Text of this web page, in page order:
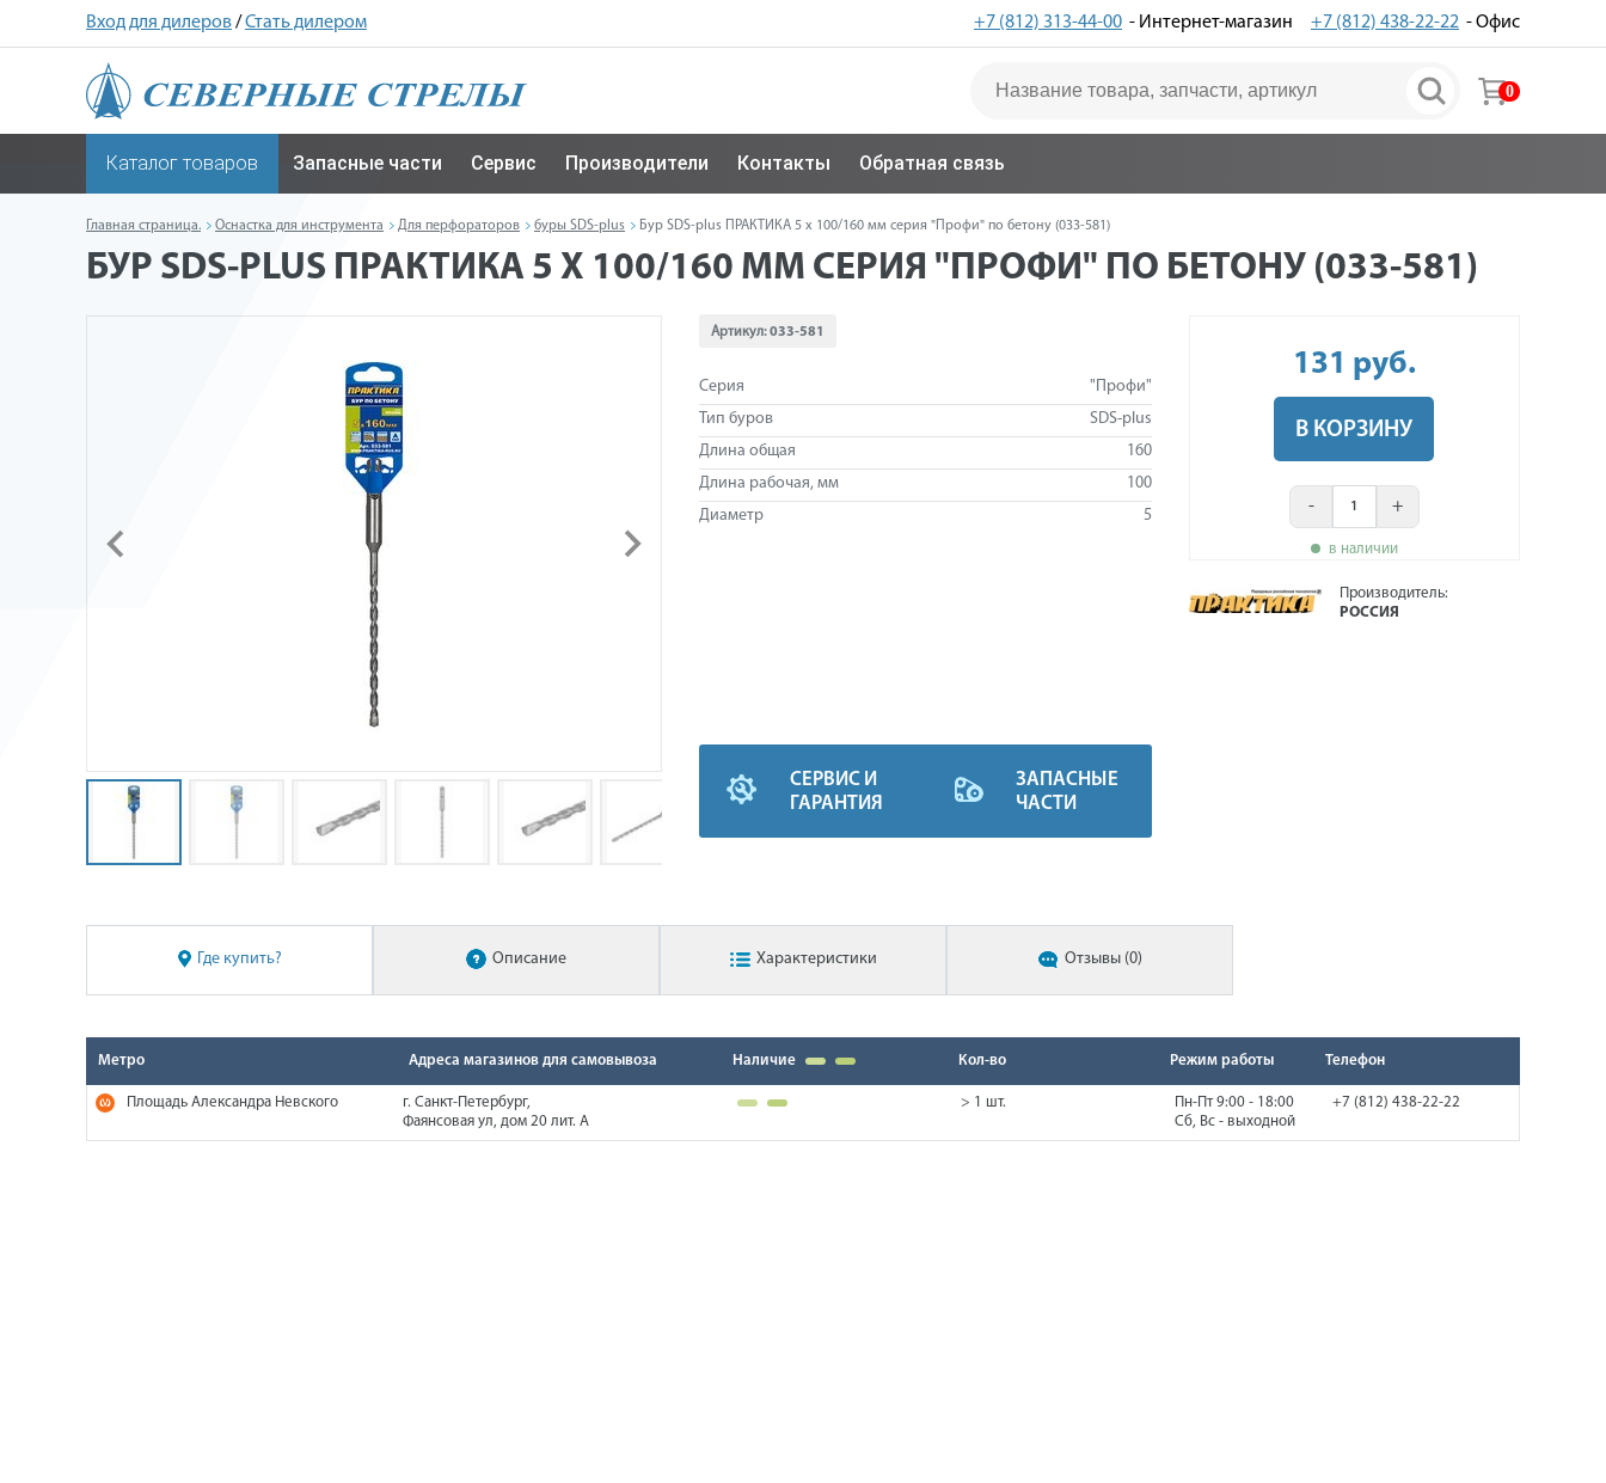
Вход для дилеров/Стать дилером +7 (812) 313-44-00 - Интернет-магазин +7 (812) 438-22-22 - Офис
0
Каталог товаров Запасные части Сервис Производители Контакты Обратная связь
Главная страница. Оснастка для инструмента Для перфораторов буры SDS-plus Бур SDS-plus ПРАКТИКА 5 х 100/160 мм серия "Профи" по бетону (033-581)
БУР SDS-PLUS ПРАКТИКА 5 Х 100/160 ММ СЕРИЯ "ПРОФИ" ПО БЕТОНУ (033-581)
Артикул:033-581
Серия
"Профи"
Тип буров
SDS-plus
Длина общая
160
Длина рабочая, мм
100
Диаметр
5
СЕРВИС И
ГАРАНТИЯ
ЗАПАСНЫЕ
ЧАСТИ
131 руб.
В КОРЗИНУ
- +
в наличии
Производитель:
РОССИЯ
Где купить? Описание Характеристики Отзывы (0)
Метро Адреса магазинов для самовывоза Наличие Кол-во Режим работы Телефон
Площадь Александра Невского
г. Санкт-Петербург,
Фаянсовая ул, дом 20 лит. А
> 1 шт.
Пн-Пт 9:00 - 18:00
Сб, Вс - выходной
+7 (812) 438-22-22